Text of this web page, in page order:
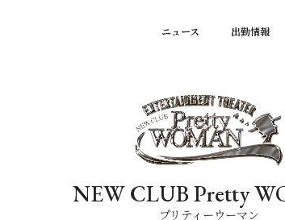
ニュース 出勤情報
NEW CLUB Pretty
プリティーウーマン